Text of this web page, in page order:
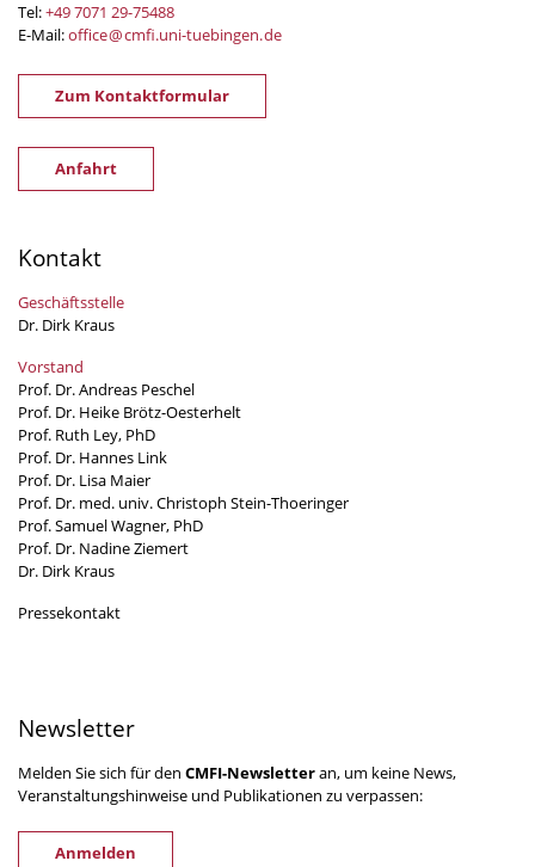
Tel:+49 7071 29-75488
E-Mail:office@cmfi.uni-tuebingen.de
Zum Kontaktformular
Anfahrt
Kontakt
Geschäftsstelle
Dr. Dirk Kraus
Vorstand
Prof. Dr. Andreas Peschel
Prof. Dr. Heike Brötz-Oesterhelt
Prof. Ruth Ley, PhD
Prof. Dr. Hannes Link
Prof. Dr. Lisa Maier
Prof. Dr. med. univ. Christoph Stein-Thoeringer
Prof. Samuel Wagner, PhD
Prof. Dr. Nadine Ziemert
Dr. Dirk Kraus
Pressekontakt
Newsletter
Melden Sie sich für den CMFI-Newsletteran, um keine News,
Veranstaltungshinweise und Publikationen zu verpassen:
Anmelden